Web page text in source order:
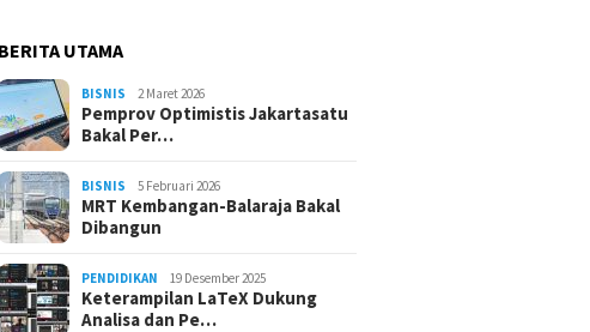
BERITA UTAMA
BISNIS 2 Maret 2026
Pemprov Optimistis Jakartasatu
Bakal Per…
BISNIS 5 Februari 2026
MRT Kembangan-Balaraja Bakal
Dibangun
PENDIDIKAN 19 Desember 2025
Keterampilan LaTeX Dukung
Analisa dan Pe…